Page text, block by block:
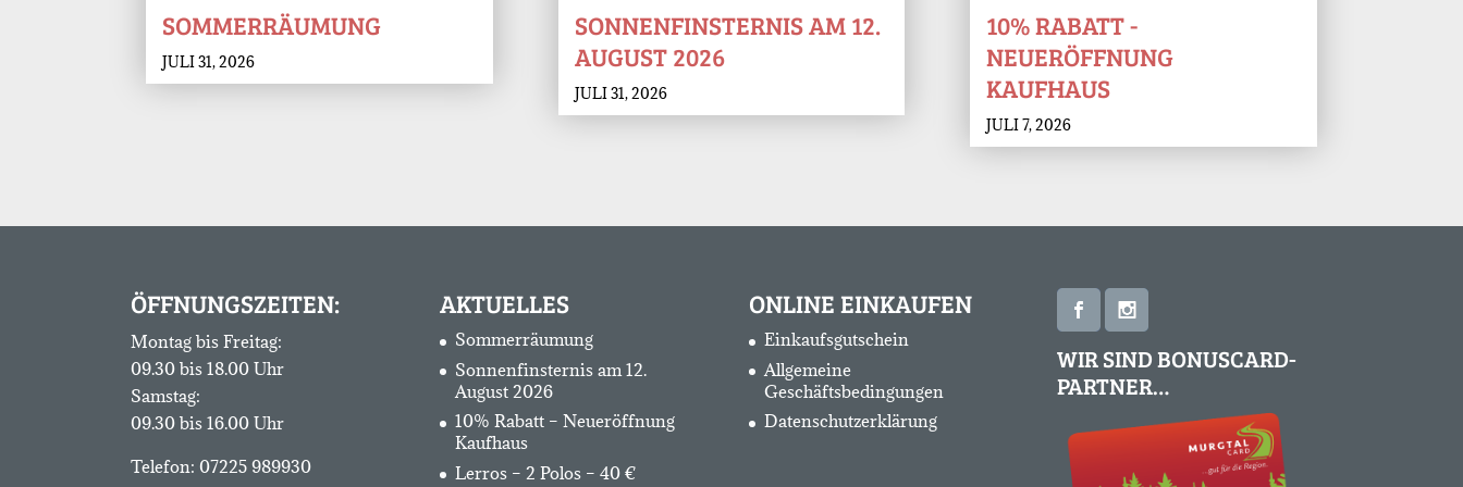
SOMMERRÄUMUNG
JULI 31, 2026
SONNENFINSTERNIS AM 12.
AUGUST 2026
JULI 31, 2026
10% RABATT -
NEUERÖFFNUNG
KAUFHAUS
JULI 7, 2026
ÖFFNUNGSZEITEN:
Montag bis Freitag:
09.30 bis 18.00 Uhr
Samstag:
09.30 bis 16.00 Uhr
Telefon:07225 989930
AKTUELLES
Sommerräumung
Sonnenfinsternis am 12.
August 2026
10% Rabatt – Neueröffnung
Kaufhaus
Lerros – 2 Polos – 40 €
ONLINE EINKAUFEN
Einkaufsgutschein
Allgemeine
Geschäftsbedingungen
Datenschutzerklärung
WIR SIND BONUSCARD-
PARTNER…